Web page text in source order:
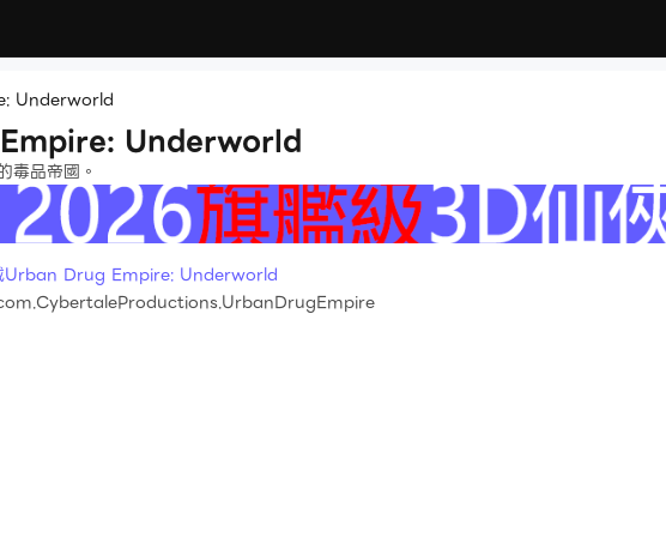
Underworld
Underworld
毒品帝國。
Urban Drug Empire: Underworld